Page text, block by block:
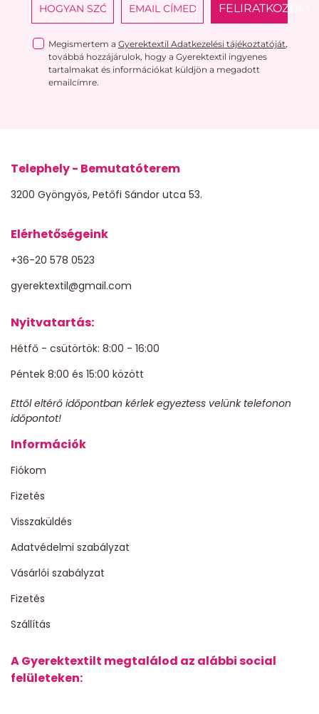
FELIRATKOZOM
Megismertem a Gyerektextil Adatkezelési tájékoztatóját,
továbbá hozzájárulok, hogy a Gyerektextil ingyenes
tartalmakat és információkat küldjön a megadott
emailcímre.
Telephely - Bemutatóterem
3200 Gyöngyös, Petőfi Sándor utca 53.
Elérhetőségeink
+36-20 578 0523
gyerektextil@gmail.com
Nyitvatartás:
Hétfő - csütörtök: 8:00 - 16:00
Péntek 8:00 és 15:00 között
Ettől eltérő időpontban kérlek egyeztess velünk telefonon
időpontot!
Információk
Fiókom
Fizetés
Visszaküldés
Adatvédelmi szabályzat
Vásárlói szabályzat
Fizetés
Szállítás
A Gyerektextilt megtalálod az alábbi social
felületeken: